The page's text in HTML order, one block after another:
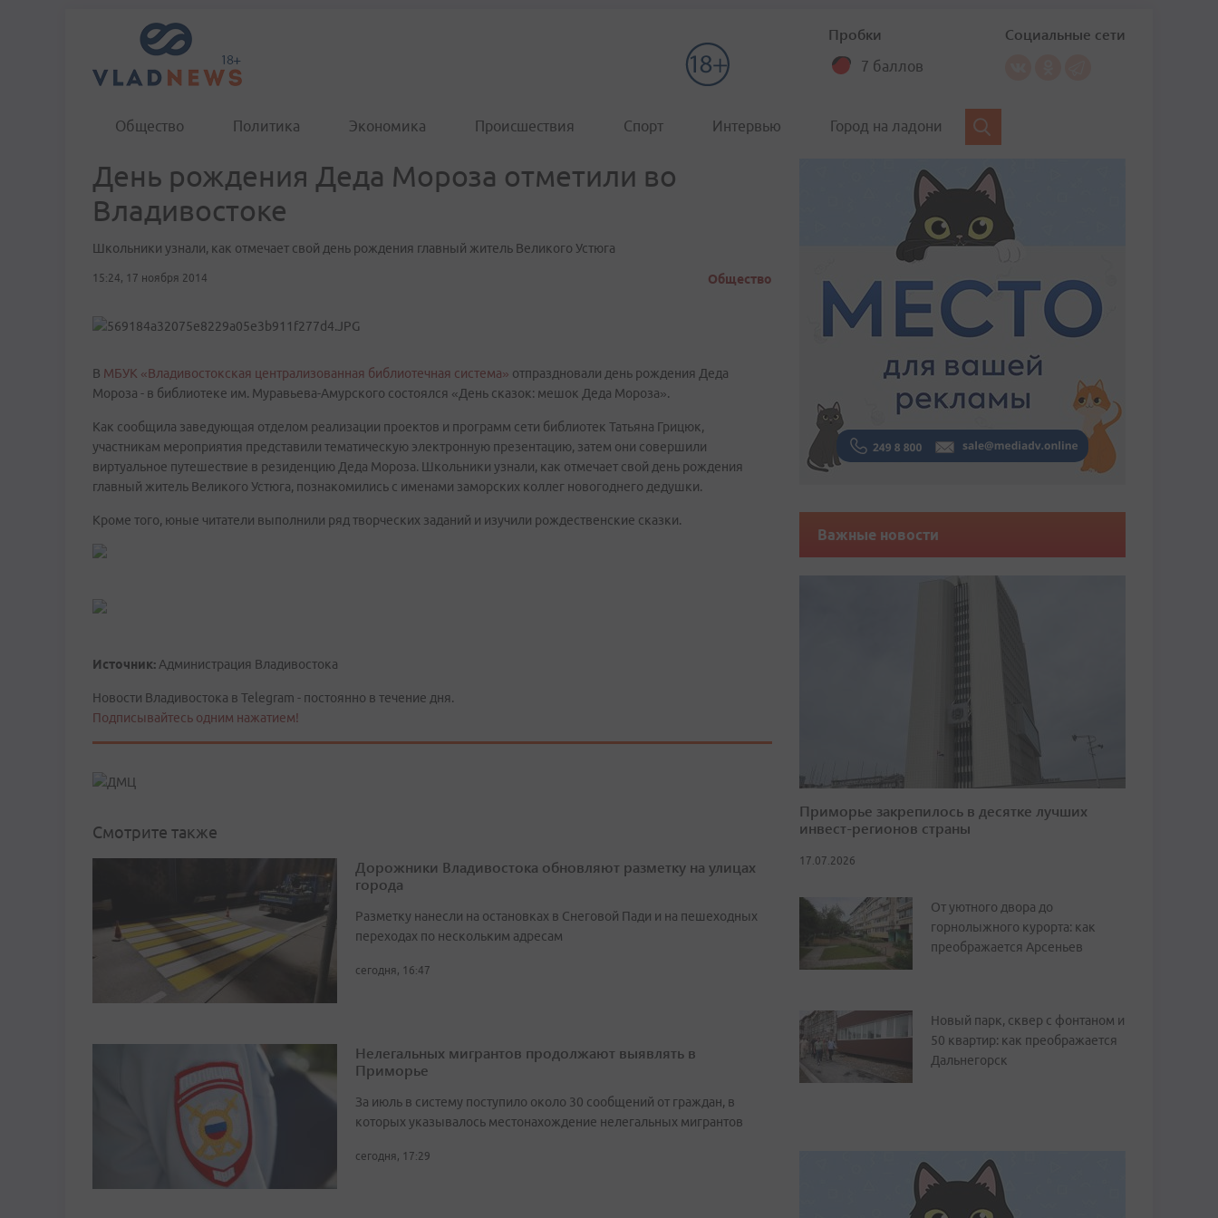
Пробки
7 баллов
Социальные сети
Общество Политика Экономика Происшествия Спорт Интервью Город на ладони
День рождения Деда Мороза отметили во
Владивостоке
Школьники узнали, как отмечает свой день рождения главный житель Великого Устюга
15:24, 17 ноября 2014 Общество
В МБУК «Владивостокская централизованная библиотечная система» отпраздновали день рождения Деда
Мороза - в библиотеке им. Муравьева-Амурского состоялся «День сказок: мешок Деда Мороза».
Как сообщила заведующая отделом реализации проектов и программ сети библиотек Татьяна Грицюк,
участникам мероприятия представили тематическую электронную презентацию, затем они совершили
виртуальное путешествие в резиденцию Деда Мороза. Школьники узнали, как отмечает свой день рождения
главный житель Великого Устюга, познакомились с именами заморских коллег новогоднего дедушки.
Кроме того, юные читатели выполнили ряд творческих заданий и изучили рождественские сказки.
Источник: Администрация Владивостока
Новости Владивостока в Telegram - постоянно в течение дня.
Подписывайтесь одним нажатием!
Смотрите также
Дорожники Владивостока обновляют разметку на улицах
города
Разметку нанесли на остановках в Снеговой Пади и на пешеходных
переходах по нескольким адресам
сегодня, 16:47
Нелегальных мигрантов продолжают выявлять в
Приморье
За июль в систему поступило около 30 сообщений от граждан, в
которых указывалось местонахождение нелегальных мигрантов
сегодня, 17:29
Важные новости
Приморье закрепилось в десятке лучших
инвест-регионов страны
17.07.2026
От уютного двора до
горнолыжного курорта: как
преображается Арсеньев
Новый парк, сквер с фонтаном и
50 квартир: как преображается
Дальнегорск